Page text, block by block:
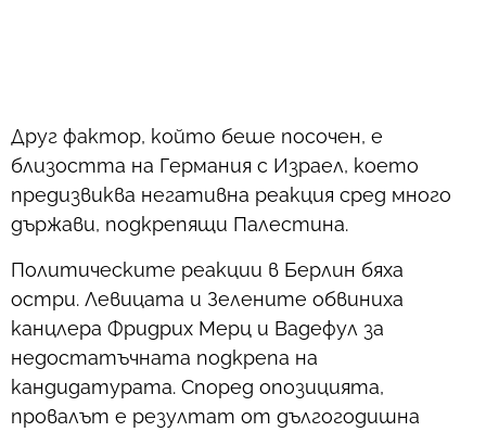
Друг фактор, който беше посочен, е
близостта на Германия с Израел, което
предизвиква негативна реакция сред много
държави, подкрепящи Палестина.
Политическите реакции в Берлин бяха
остри. Левицата и Зелените обвиниха
канцлера Фридрих Мерц и Вадефул за
недостатъчната подкрепа на
кандидатурата. Според опозицията,
провалът е резултат от дългогодишна